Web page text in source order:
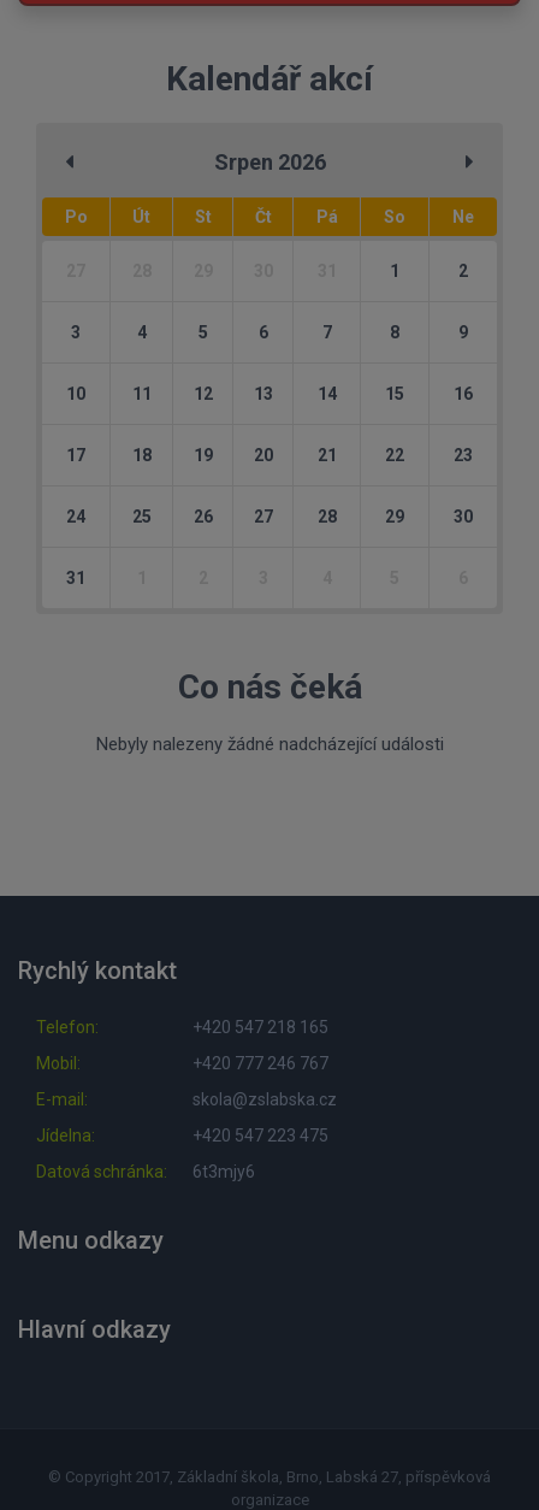
Kalendář akcí
Srpen 2026
Po Út St Čt Pá So Ne
1 2
3 4 5 6 7 8 9
10 11 12 13 14 15 16
17 18 19 20 21 22 23
24 25 26 27 28 29 30
31
Co nás čeká
Nebyly nalezeny žádné nadcházející události
Rychlý kontakt
Telefon:
+420 547 218 165
Mobil:
+420 777 246 767
E-mail:
skola@zslabska.cz
Jídelna:
+420 547 223 475
Datová schránka:
6t3mjy6
Menu odkazy
Hlavní odkazy
© Copyright 2017, Základní škola, Brno, Labská 27, příspěvková
organizace